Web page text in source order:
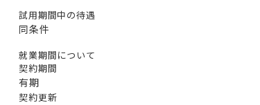
試用期間中の待遇
同条件
就業期間について
契約期間
有期
契約更新